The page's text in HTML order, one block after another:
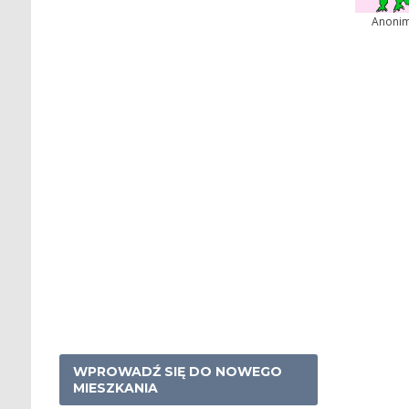
WPROWADŹ SIĘ DO NOWEGO
MIESZKANIA